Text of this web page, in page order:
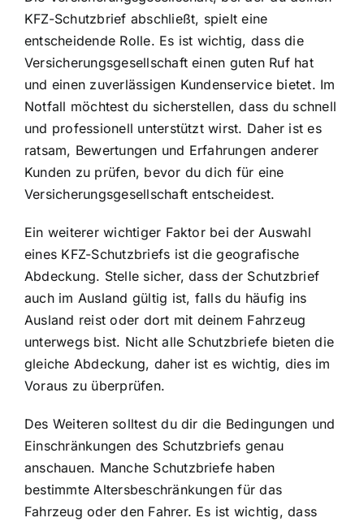
KFZ-Schutzbrief abschließt, spielt eine
entscheidende Rolle. Es ist wichtig, dass die
Versicherungsgesellschaft einen guten Ruf hat
und einen zuverlässigen Kundenservice bietet. Im
Notfall möchtest du sicherstellen, dass du schnell
und professionell unterstützt wirst. Daher ist es
ratsam, Bewertungen und Erfahrungen anderer
Kunden zu prüfen, bevor du dich für eine
Versicherungsgesellschaft entscheidest.
Ein weiterer wichtiger Faktor bei der Auswahl
eines KFZ-Schutzbriefs ist die geografische
Abdeckung. Stelle sicher, dass der Schutzbrief
auch im Ausland gültig ist, falls du häufig ins
Ausland reist oder dort mit deinem Fahrzeug
unterwegs bist. Nicht alle Schutzbriefe bieten die
gleiche Abdeckung, daher ist es wichtig, dies im
Voraus zu überprüfen.
Des Weiteren solltest du dir die Bedingungen und
Einschränkungen des Schutzbriefs genau
anschauen. Manche Schutzbriefe haben
bestimmte Altersbeschränkungen für das
Fahrzeug oder den Fahrer. Es ist wichtig, dass